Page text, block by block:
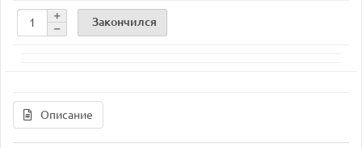
Закончился
Описание